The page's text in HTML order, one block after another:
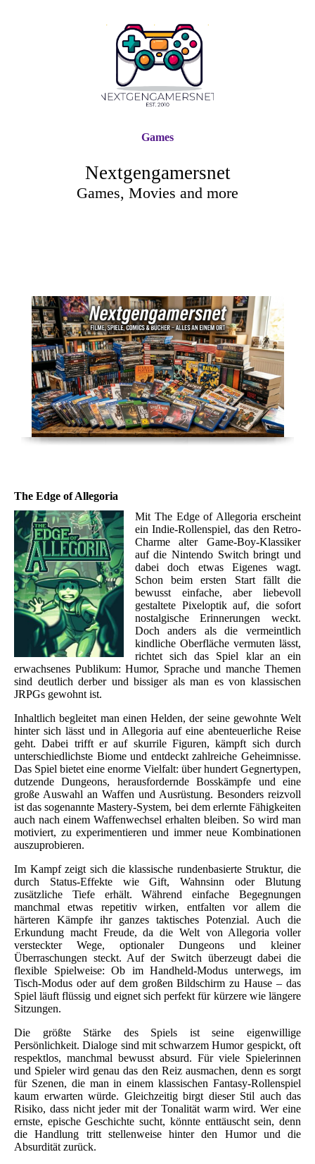
Nextgengamersnet
Games, Movies and more
Games
The Edge of Allegoria
Mit The Edge of Allegoria erscheint
ein Indie-Rollenspiel, das den Retro-
Charme alter Game-Boy-Klassiker
auf die Nintendo Switch bringt und
dabei doch etwas Eigenes wagt.
Schon beim ersten Start fällt die
bewusst einfache, aber liebevoll
gestaltete Pixeloptik auf, die sofort
nostalgische Erinnerungen weckt.
Doch anders als die vermeintlich
kindliche Oberfläche vermuten lässt,
richtet sich das Spiel klar an ein
erwachsenes Publikum: Humor, Sprache und manche Themen
sind deutlich derber und bissiger als man es von klassischen
JRPGs gewohnt ist.
Inhaltlich begleitet man einen Helden, der seine gewohnte Welt
hinter sich lässt und in Allegoria auf eine abenteuerliche Reise
geht. Dabei trifft er auf skurrile Figuren, kämpft sich durch
unterschiedlichste Biome und entdeckt zahlreiche Geheimnisse.
Das Spiel bietet eine enorme Vielfalt: über hundert Gegnertypen,
dutzende Dungeons, herausfordernde Bosskämpfe und eine
große Auswahl an Waffen und Ausrüstung. Besonders reizvoll
ist das sogenannte Mastery-System, bei dem erlernte Fähigkeiten
auch nach einem Waffenwechsel erhalten bleiben. So wird man
motiviert, zu experimentieren und immer neue Kombinationen
auszuprobieren.
Im Kampf zeigt sich die klassische rundenbasierte Struktur, die
durch Status-Effekte wie Gift, Wahnsinn oder Blutung
zusätzliche Tiefe erhält. Während einfache Begegnungen
manchmal etwas repetitiv wirken, entfalten vor allem die
härteren Kämpfe ihr ganzes taktisches Potenzial. Auch die
Erkundung macht Freude, da die Welt von Allegoria voller
versteckter Wege, optionaler Dungeons und kleiner
Überraschungen steckt. Auf der Switch überzeugt dabei die
flexible Spielweise: Ob im Handheld-Modus unterwegs, im
Tisch-Modus oder auf dem großen Bildschirm zu Hause – das
Spiel läuft flüssig und eignet sich perfekt für kürzere wie längere
Sitzungen.
Die größte Stärke des Spiels ist seine eigenwillige
Persönlichkeit. Dialoge sind mit schwarzem Humor gespickt, oft
respektlos, manchmal bewusst absurd. Für viele Spielerinnen
und Spieler wird genau das den Reiz ausmachen, denn es sorgt
für Szenen, die man in einem klassischen Fantasy-Rollenspiel
kaum erwarten würde. Gleichzeitig birgt dieser Stil auch das
Risiko, dass nicht jeder mit der Tonalität warm wird. Wer eine
ernste, epische Geschichte sucht, könnte enttäuscht sein, denn
die Handlung tritt stellenweise hinter den Humor und die
Absurdität zurück.